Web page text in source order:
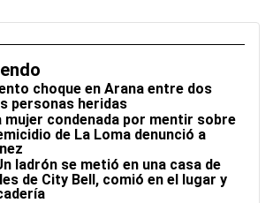
choque en Arana entre dos
personas heridas
mujer condenada por mentir sobre
de La Loma denunció a
ladrón se metió en una casa de
de City Bell, comió en el lugar y